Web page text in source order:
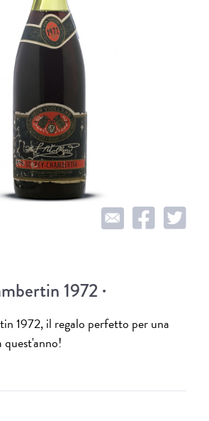
1972 ·
1972, il regalo perfetto per una
quest'anno!